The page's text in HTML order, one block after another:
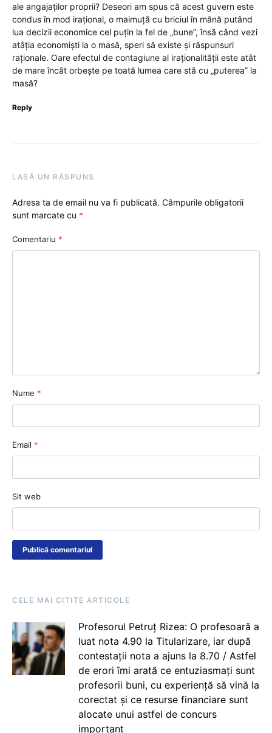
ale angajaților proprii? Deseori am spus că acest guvern este
condus în mod irațional, o maimuță cu briciul în mână putând
lua decizii economice cel puțin la fel de „bune”, însă când vezi
atâția economiști la o masă, speri să existe și răspunsuri
raționale. Oare efectul de contagiune al iraționalității este atât
de mare încât orbește pe toată lumea care stă cu „puterea” la
masă?
Reply
LASĂ UN RĂSPUNS
Adresa ta de email nu va fi publicată. Câmpurile obligatorii
sunt marcate cu *
Comentariu *
Nume *
Email *
Sit web
CELE MAI CITITE ARTICOLE
Profesorul Petruț Rizea: O profesoară a
luat nota 4.90 la Titularizare, iar după
contestații nota a ajuns la 8.70 / Astfel
de erori îmi arată ce entuziasmați sunt
profesorii buni, cu experiență să vină la
corectat și ce resurse financiare sunt
alocate unui astfel de concurs
important